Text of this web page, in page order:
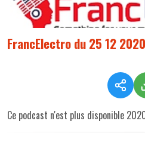
FrancElectro du 25 12 2020
Ce podcast n'est plus disponible